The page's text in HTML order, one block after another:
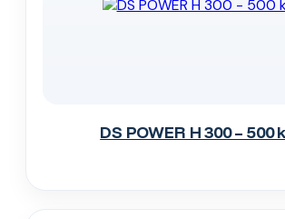
DS POWER H 300 – 500